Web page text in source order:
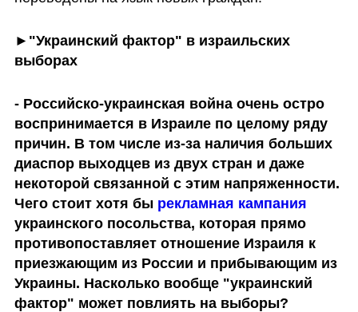
►"Украинский фактор" в израильских
выборах
- Российско-украинская война очень остро
воспринимается в Израиле по целому ряду
причин. В том числе из-за наличия больших
диаспор выходцев из двух стран и даже
некоторой связанной с этим напряженности.
Чего стоит хотя бы рекламная кампания
украинского посольства, которая прямо
противопоставляет отношение Израиля к
приезжающим из России и прибывающим из
Украины. Насколько вообще "украинский
фактор" может повлиять на выборы?